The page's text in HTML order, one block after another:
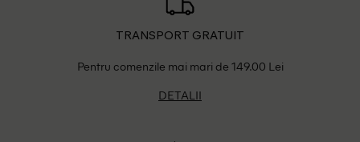
TRANSPORT GRATUIT
Pentru comenzile mai mari de 149.00 Lei
DETALII